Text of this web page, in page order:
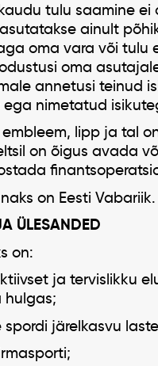
tulu saamine ei
ainult
oma vara või
oma
annetusi teinud
nimetatud
lipp ja tal
on õigus avada
on Eesti
ÜLESANDED
on:
ja tervislikku
hulgas;
järelkasvu